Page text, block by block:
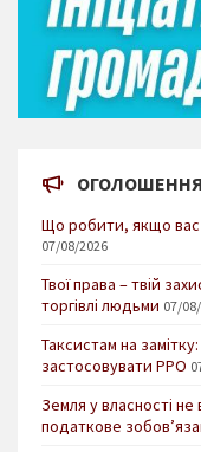
ОГОЛОШЕННЯ
Що робити, якщо вас
07/08/2026
Твої права – твій
торгівлі людьми 07/
Таксистам на
застосовувати РРО
Земля у власності не
податкове